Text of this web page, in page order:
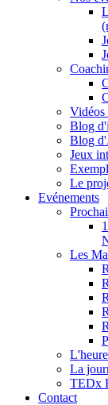
Vidéos
Blog
Blog
Jeux
Le
Evénements
Les
La
TEDx
Contact